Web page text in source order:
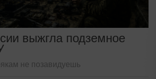
выжгла подземное
не позавидуешь